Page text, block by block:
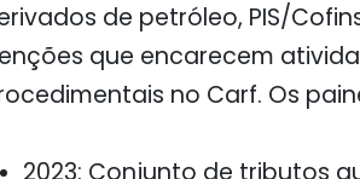
de petróleo, PIS/
que encarecem
no Carf. Os